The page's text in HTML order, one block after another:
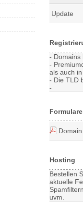
Update
- Domains
-
als auch
- Die TLD
-
Formulare
Hosting
Bestellen
aktuelle
uvm.